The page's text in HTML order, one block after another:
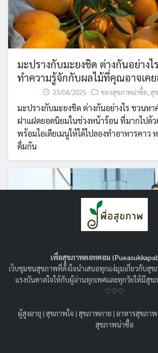
มะปรางกับมะยงชิด ต่างกันอย่างไ
ทำความรู้จักกับผลไม้ที่คุณอาจเค
23/04/2025 ของสุขภาพน่าซื้อ,สุ
มะปรางกับมะยงชิด ต่างกันอย่างไร ชวนห
ฝาแฝดยอดนิยมในช่วงหน้าร้อน ที่มากไปด้
พร้อมไอเดียเมนูให้ได้ไปลองทำอาหารคาว
ดื่มกัน
NEWS : ยูเซอริน เปิดตัว “EUCERIN
EPICELLINE® SERUM” ตัวช่วยจั
สัญญาณแห่งวัย ลึกระดับเซลล์ผิว ดู
เพื่อสุขภาพดอทคอม
เว็บชุมชนสุขภาพที่ตั้งใจนำเสนอทุกแง่มุมเกี่ยวกับสุข
แรงบันดาลใจให้กับผู้อ่านทุกเพศและทุกวัยให้มีสุข
♡♡♡
ผู้สูงอายุ |สุขภาพใจ |สุขภาพกาย |อาหารสุขภาพ
สุขภาพน่าซื้อ